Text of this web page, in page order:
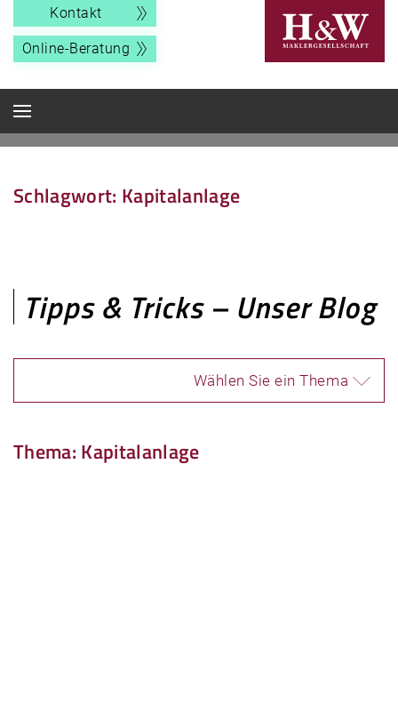
Kontakt
Online-Beratung
Schlagwort: Kapitalanlage
Tipps & Tricks – Unser Blog
Wählen Sie ein Thema
Thema: Kapitalanlage